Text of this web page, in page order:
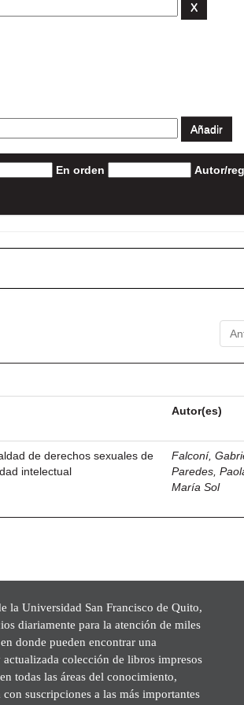
En orden Autor/
Autor(es)
de derechos sexuales de
intelectual
Falconí,
Paredes,
María Sol
la Universidad San Francisco de Quito,
diariamente para la atención de miles
donde pueden encontrar una
actualizada colección de libros impresos
todas las áreas del conocimiento,
con suscripciones a las más importantes